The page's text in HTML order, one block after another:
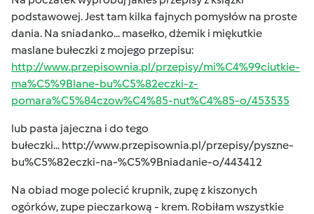
podstawowej. Jest tam kilka fajnych pomysłów na proste
dania. Na sniadanko... masełko, dżemik i miękutkie
maslane bułeczki z mojego przepisu:
http://www.przepisownia.pl/przepisy/mi%C4%99ciutkie-
ma%C5%9Blane-bu%C5%82eczki-z-
pomara%C5%84czow%C4%85-nut%C4%85-o/453535
lub pasta jajeczna i do tego
bułeczki... http://www.przepisownia.pl/przepisy/pyszne-
bu%C5%82eczki-na-%C5%9Bniadanie-o/443412
Na obiad moge polecić krupnik, zupę z kiszonych
ogórków, zupe pieczarkową - krem. Robiłam wszystkie